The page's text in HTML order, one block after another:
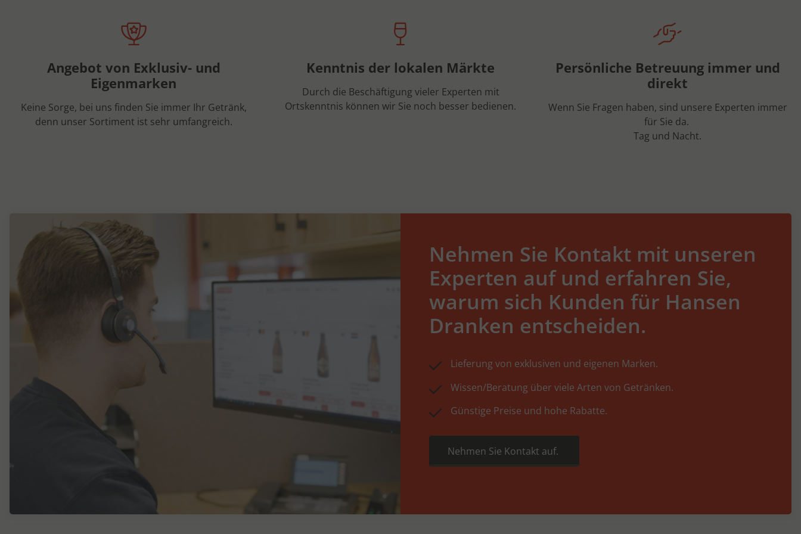
Angebot von Exklusiv- und
Eigenmarken
Keine Sorge, bei uns finden Sie immer Ihr Getränk,
denn unser Sortiment ist sehr umfangreich.
Kenntnis der lokalen Märkte
Durch die Beschäftigung vieler Experten mit
Ortskenntnis können wir Sie noch besser bedienen.
Persönliche Betreuung immer und
direkt
Wenn Sie Fragen haben, sind unsere Experten immer
für Sie da.
Tag und Nacht.
Nehmen Sie Kontakt mit unseren
Experten auf und erfahren Sie,
warum sich Kunden für Hansen
Dranken entscheiden.
Lieferung von exklusiven und eigenen Marken.
Wissen/Beratung über viele Arten von Getränken.
Günstige Preise und hohe Rabatte.
Nehmen Sie Kontakt auf.